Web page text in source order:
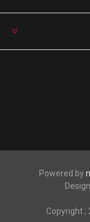
Powered by
Copyright ;